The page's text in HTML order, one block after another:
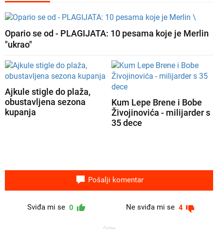
Opario se od - PLAGIJATA: 10 pesama koje je Merlin
"ukrao"
Ajkule stigle do plaža,
obustavljena sezona
kupanja
Kum Lepe Brene i Bobe
Živojinovića - milijarder s
35 dece
Pošalji komentar
Sviđa mi se 0 Ne sviđa mi se 4